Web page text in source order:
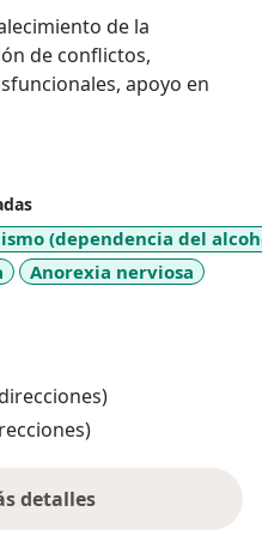
de la
de conflictos,
apoyo en
de la ira,
y apoyo
de crecimiento.
de decisiones,
de resiliencia y
la vida adulta.
(dependencia del
Anorexia nerviosa
detalles
la experiencia